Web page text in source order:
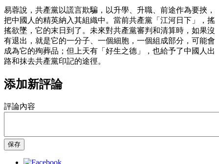
易蓉說，共產黨以謊言欺騙，以升學、升職、前途作為要挾，
把中國人的精英納入其組織中。當前共產黨「江河日下」，搖
搖欲墜，它的末日到了。未來對共產黨審判和清算時，如果沒
有退出，就是它的一分子、一個細胞，一個組成部分，可能會
成為它的殉葬品；但上天有「好生之德」，也給予了中國人出
路和抹去共產黨印記的途徑。
添加新評論
評論內容
保存